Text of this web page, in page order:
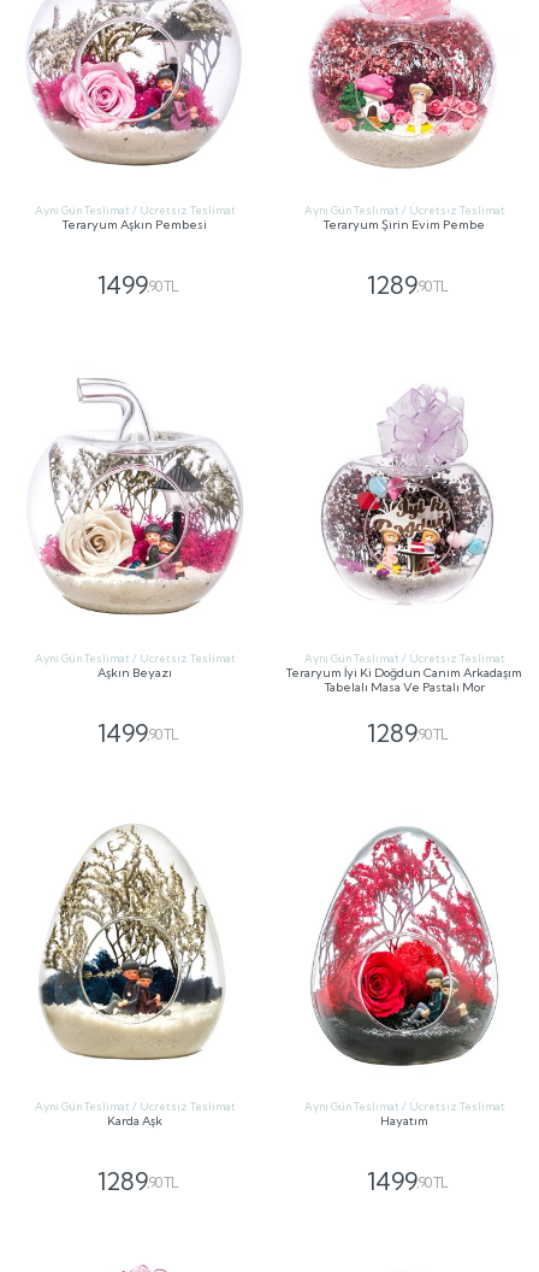
Aynı Gün Teslimat / Ücretsiz Teslimat
Teraryum Aşkın Pembesi
1499,90 TL
Aynı Gün Teslimat / Ücretsiz Teslimat
Teraryum Şirin Evim Pembe
1289,90 TL
Aynı Gün Teslimat / Ücretsiz Teslimat
Aşkın Beyazı
1499,90 TL
Aynı Gün Teslimat / Ücretsiz Teslimat
Teraryum İyi Ki Doğdun Canım Arkadaşım
Tabelalı Masa Ve Pastalı Mor
1289,90 TL
Aynı Gün Teslimat / Ücretsiz Teslimat
Karda Aşk
1289,90 TL
Aynı Gün Teslimat / Ücretsiz Teslimat
Hayatım
1499,90 TL